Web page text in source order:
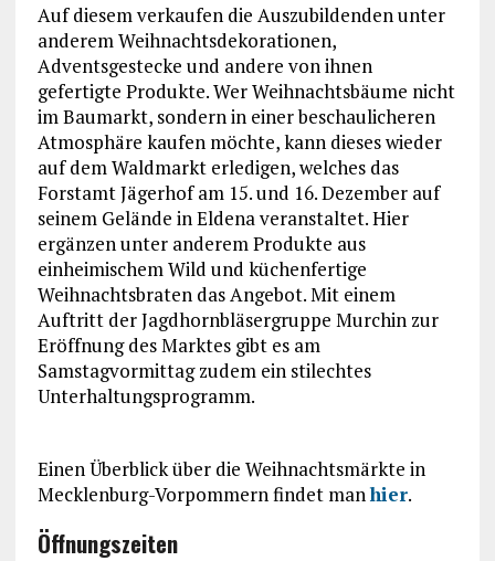
Auf diesem verkaufen die Auszubildenden unter
anderem Weihnachtsdekorationen,
Adventsgestecke und andere von ihnen
gefertigte Produkte. Wer Weihnachtsbäume nicht
im Baumarkt, sondern in einer beschaulicheren
Atmosphäre kaufen möchte, kann dieses wieder
auf dem Waldmarkt erledigen, welches das
Forstamt Jägerhof am 15. und 16. Dezember auf
seinem Gelände in Eldena veranstaltet. Hier
ergänzen unter anderem Produkte aus
einheimischem Wild und küchenfertige
Weihnachtsbraten das Angebot. Mit einem
Auftritt der Jagdhornbläsergruppe Murchin zur
Eröffnung des Marktes gibt es am
Samstagvormittag zudem ein stilechtes
Unterhaltungsprogramm.
Einen Überblick über die Weihnachtsmärkte in
Mecklenburg-Vorpommern findet manhier.
Öffnungszeiten